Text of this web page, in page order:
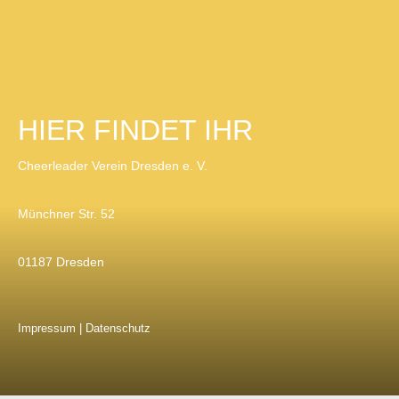
HIER FINDET IHR
Cheerleader Verein Dresden e. V.
Münchner Str. 52
01187 Dresden
Impressum Datenschutz